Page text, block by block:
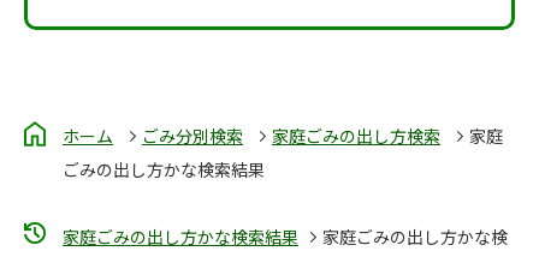
ホーム ごみ分別検索 家庭ごみの出し方検索
家庭
ごみの出し方かな検索結果
家庭ごみの出し方かな検索結果
家庭ごみの出し方かな検